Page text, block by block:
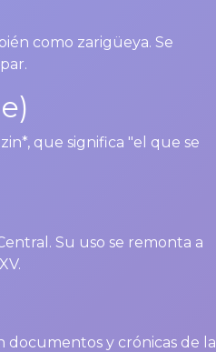
como zarigüeya. Se
que significa "el que se
Su uso se remonta a
documentos y crónicas de la